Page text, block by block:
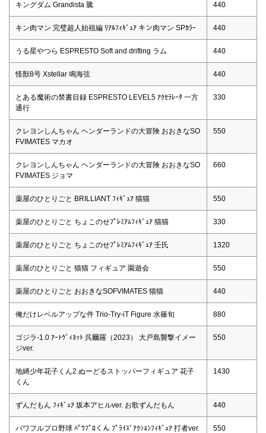
キングダム Grandista 騰 440
キン肉マン 完璧超人始祖編 ﾘｱﾙﾌｨｷﾞｭｱ キン肉マン SPｶﾗｰ 440
うる星やつら ESPRESTO Soft and drifting ラム 440
怪獣8号 Xstellar 鳴海弦 440
とある魔術の禁書目録 ESPRESTO LEVEL5 ｱｸｾﾗﾚｰﾀ 一方
通行
330
クレヨンしんちゃん ヘンダーランドの大冒険 おおきなSO
FVIMATES マカオ
550
クレヨンしんちゃん ヘンダーランドの大冒険 おおきなSO
FVIMATES ジョマ
660
薬屋のひとりごと BRILLIANT ﾌｨｷﾞｭｱ 猫猫 550
薬屋のひとりごと ちょこのせﾌﾟﾚﾐｱﾑﾌｨｷﾞｭｱ 猫猫 330
薬屋のひとりごと ちょこのせﾌﾟﾚﾐｱﾑﾌｨｷﾞｭｱ 壬氏 1320
薬屋のひとりごと 猫猫 フィギュア 園遊会 550
薬屋のひとりごと おおきなSOFVIMATES 猫猫 440
俺だけレベルアップな件 Trio-Try-iT Figure 水篠旬 880
ゴジラ-1.0 ｱｰﾄｳﾞｨﾈｯﾄ 呉爾羅（2023） 大戸島襲撃イメー
ジver.
550
地縛少年花子くん2 ぬーどるストッパーフィギュア 花子
くん
1430
ずんだもん ﾌｨｷﾞｭｱ 坂本アヒルver. お歌ずんだもん 440
パワフルプロ野球 ﾊﾟﾜﾌﾟﾛくん ﾌﾟﾗｲｽﾞｱｸｼｮﾝﾌｨｷﾞｭｱ 打者ver. 550